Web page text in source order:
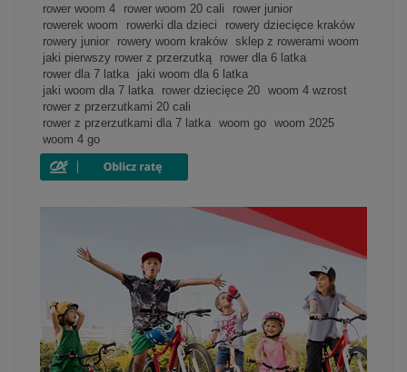
rower woom 4
rower woom 20 cali
rower junior
rowerek woom
rowerki dla dzieci
rowery dziecięce kraków
rowery junior
rowery woom kraków
sklep z rowerami woom
jaki pierwszy rower z przerzutką
rower dla 6 latka
rower dla 7 latka
jaki woom dla 6 latka
jaki woom dla 7 latka
rower dziecięce 20
woom 4 wzrost
rower z przerzutkami 20 cali
rower z przerzutkami dla 7 latka
woom go
woom 2025
woom 4 go